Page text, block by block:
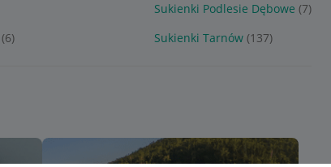
Sukienki Podlesie Dębowe (7)
(6) Sukienki Tarnów (137)